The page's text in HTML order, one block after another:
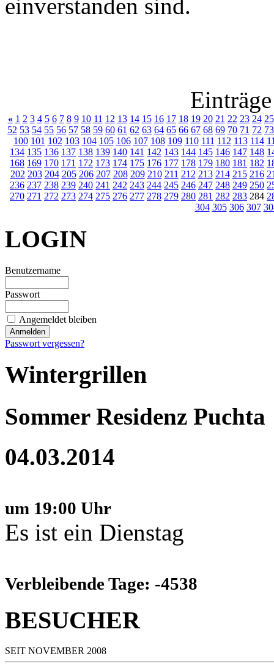
einverstanden sind.
« 1 2 3 4 5 6 7 8 9 10 11 12 13 14 15 16 17 18 19 20 21 22 23 24 25
52 53 54 55 56 57 58 59 60 61 62 63 64 65 66 67 68 69 70 71 72 73
100 101 102 103 104 105 106 107 108 109 110 111 112 113 114
134 135 136 137 138 139 140 141 142 143 144 145 146 147 148
168 169 170 171 172 173 174 175 176 177 178 179 180 181 182
202 203 204 205 206 207 208 209 210 211 212 213 214 215 216
236 237 238 239 240 241 242 243 244 245 246 247 248 249 250
270 271 272 273 274 275 276 277 278 279 280 281 282 283 284
304 305 306 307
LOGIN
Benutzername
Passwort
Angemeldet bleiben
Passwort vergessen?
Wintergrillen
Sommer Residenz Puchta
04.03.2014
um 19:00 Uhr
Es ist ein Dienstag
Verbleibende Tage: -4538
BESUCHER
SEIT NOVEMBER 2008